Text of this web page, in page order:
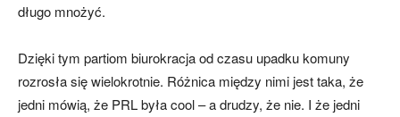
długo mnożyć.
Dzięki tym partiom biurokracja od czasu upadku komuny
rozrosła się wielokrotnie. Różnica między nimi jest taka, że
jedni mówią, że PRL była cool – a drudzy, że nie. I że jedni